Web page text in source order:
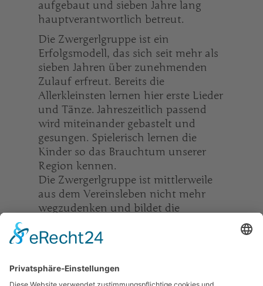
aufgebaut und sieben Jahre lang
hauptverantwortlich betreut.
Die Zwergerlgruppe ist ein
Erfolgsmodell, das sich seit mehr als
sieben Jahren über zunehmenden
Zulauf erfreut. Bereits die
Allerkleinsten lernen hier erste Lieder
und Tänze. Jahreszeitlich passend
wird miteinander gebastelt und
gesungen. Spielerisch lernen die
Kinder so das Brauchtum unserer
Region kennen.
Die Zwergerlgruppe ist mittlerweile
aus dem Vereinsleben nicht mehr
wegzudenken und bildet die
Jugendarbeit.
Galler im Namen des ganzen Vereins